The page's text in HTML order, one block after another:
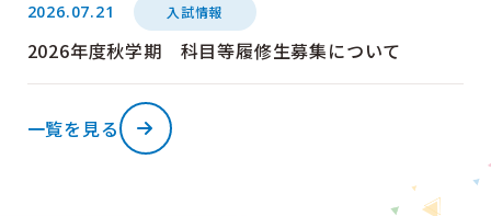
2026.07.21 入試情報
2026年度秋学期 科目等履修生募集について
一覧を見る